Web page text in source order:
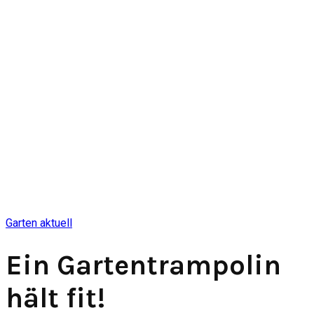
Garten aktuell
Ein Gartentrampolin
hält fit!